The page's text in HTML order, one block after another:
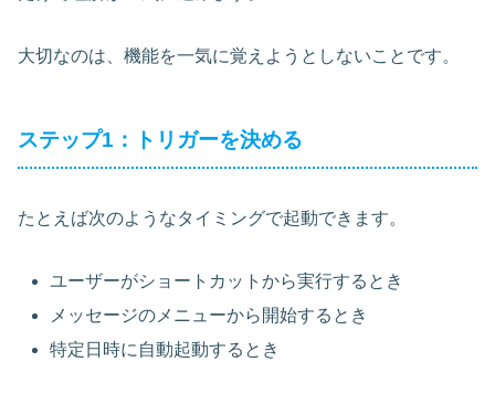
大切なのは、機能を一気に覚えようとしないことです。
ステップ1：トリガーを決める
たとえば次のようなタイミングで起動できます。
ユーザーがショートカットから実行するとき
メッセージのメニューから開始するとき
特定日時に自動起動するとき